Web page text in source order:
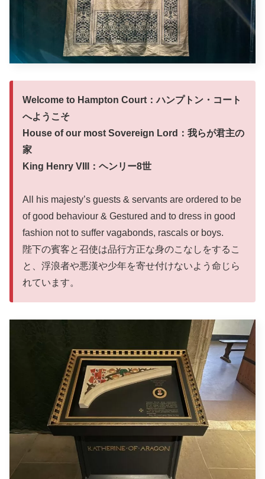
Welcome to Hampton Court：ハンプトン・コート
へようこそ
House of our most Sovereign Lord：我らが君主の
家
King Henry VIII：ヘンリー8世
All his majesty’s guests & servants are ordered to be
of good behaviour & Gestured and to dress in good
fashion not to suffer vagabonds, rascals or boys.
陛下の賓客と召使は品行方正な身のこなしをするこ
と、浮浪者や悪漢や少年を寄せ付けないよう命じら
れています。